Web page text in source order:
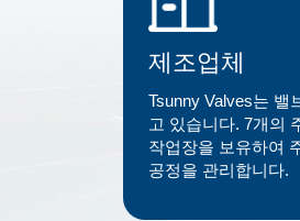
제조업체
Tsunny Valves는 밸
고 있습니다. 7개의
작업장을 보유하여
공정을 관리합니다.